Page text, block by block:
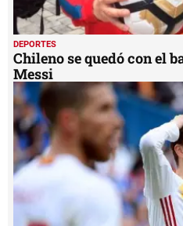
DEPORTES
Chileno se quedó con el
Messi